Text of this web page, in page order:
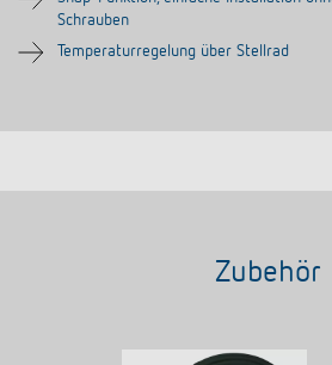
Snap-Funktion, einfache Installation ohne
Temperaturregelung über Stellrad
Zubehör